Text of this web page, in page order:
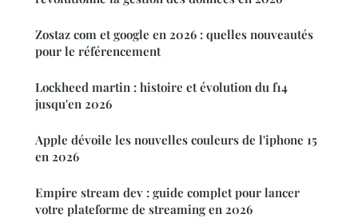
Zostaz com et google en 2026 : quelles nouveautés
pour le référencement
Lockheed martin : histoire et évolution du f14
jusqu'en 2026
Apple dévoile les nouvelles couleurs de l'iphone 15
en 2026
Empire stream dev : guide complet pour lancer
votre plateforme de streaming en 2026